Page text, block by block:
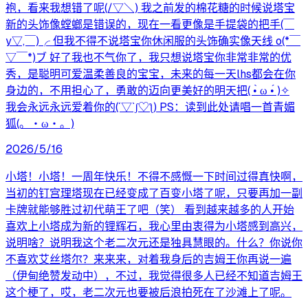
袍，看来我想错了呢(/▽＼) 我之前发的棉花糖的时候说塔宝
新的头饰像螳螂是错误的，现在一看更像是手提袋的把手(￣
y▽,￣)╭ 但我不得不说塔宝你休闲服的头饰确实像天线 o(*￣
▽￣*)ブ 好了我也不气你了，我只想说塔宝你非常非常的优
秀，是聪明可爱温柔善良的宝宝，未来的每一天lhs都会在你
身边的，不用担心了，勇敢的迈向更美好的明天把( •̀ ω •́ )✧
我会永远永远爱着你的(´▽`ʃ♡ƪ) PS：读到此处请唱一首青媚
狐(。・ω・。)
2026/5/16
小塔！小塔！一周年快乐！不得不感慨一下时间过得真快啊，
当初的钉宫理塔现在已经变成了百变小塔了呢，只要再加一副
卡牌就能够胜过初代萌王了吧（笑） 看到越来越多的人开始
喜欢上小塔成为新的锂辉石，我心里由衷得为小塔感到高兴，
说明啥？说明我这个老二次元还是独具慧眼的。什么？你说你
不喜欢艾丝塔尔？来来来，对着我身后的吉姆王你再说一遍
（伊甸绝赞发动中），不过，我觉得很多人已经不知道吉姆王
这个梗了，哎，老二次元也要被后浪拍死在了沙滩上了呢。